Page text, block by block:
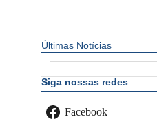
Últimas Notícias
Siga nossas redes
Facebook